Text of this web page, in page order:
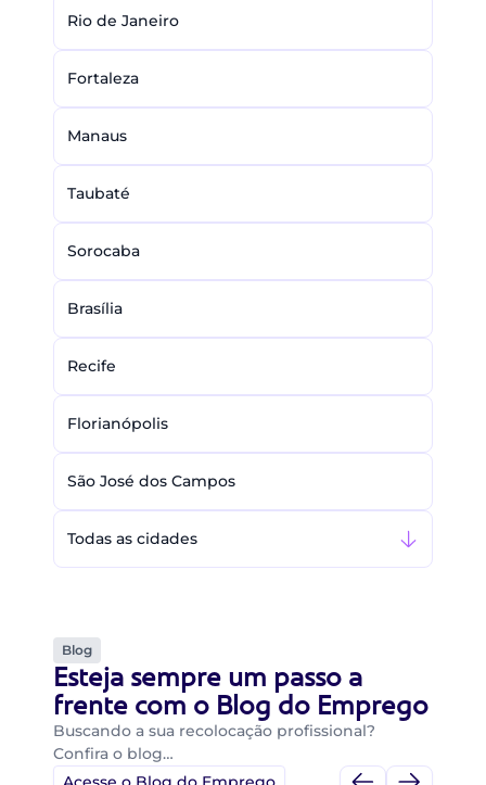
Rio de Janeiro
Fortaleza
Manaus
Taubaté
Sorocaba
Brasília
Recife
Florianópolis
São José dos Campos
Todas as cidades
Blog
Esteja sempre um passo a
frente com o Blog do Emprego
Buscando a sua recolocação profissional?
Confira o blog…